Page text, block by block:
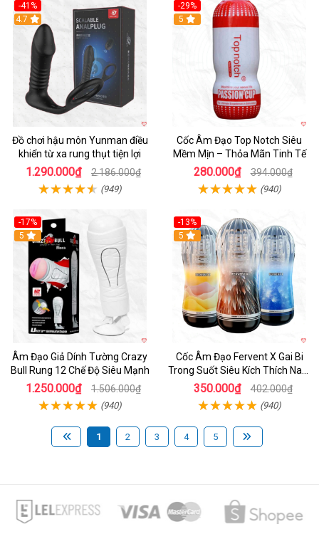
-41%
Hot
4.7
Đồ chơi hậu môn Yunman điều
khiển từ xa rung thụt tiện lợi
1.290.000₫ 2.186.000₫
(949)
-29%
5
Cốc Âm Đạo Top Notch Siêu
Mềm Mịn – Thỏa Mãn Tinh Tế
280.000₫ 394.000₫
(940)
-17%
5
Âm Đạo Giả Dính Tường Crazy
Bull Rung 12 Chế Độ Siêu Mạnh
1.250.000₫ 1.506.000₫
(940)
-13%
Hot
5
Cốc Âm Đạo Fervent X Gai Bi
Trong Suốt Siêu Kích Thích Nam
Giới
350.000₫ 402.000₫
(940)
1 2 3 4 5